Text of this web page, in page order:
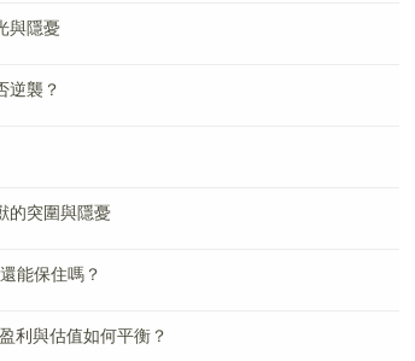
與隱憂
逆襲？
的突圍與隱憂
能保住嗎？
利與估值如何平衡？